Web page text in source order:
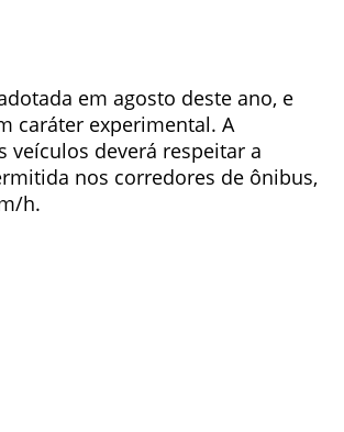
em agosto deste ano, e
caráter experimental. A
veículos deverá respeitar a
nos corredores de ônibus,
h.